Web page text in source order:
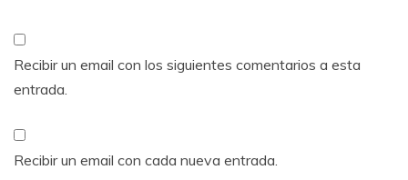
Recibir un email con los siguientes comentarios a esta
entrada.
Recibir un email con cada nueva entrada.